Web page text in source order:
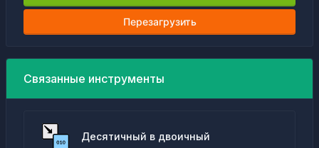
Перезагрузить
Связанные инструменты
Десятичный в двоичный